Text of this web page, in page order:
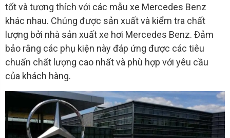
tốt và tương thích với các mẫu xe Mercedes Benz
khác nhau. Chúng được sản xuất và kiểm tra chất
lượng bởi nhà sản xuất xe hơi Mercedes Benz. Đảm
bảo rằng các phụ kiện này đáp ứng được các tiêu
chuẩn chất lượng cao nhất và phù hợp với yêu cầu
của khách hàng.